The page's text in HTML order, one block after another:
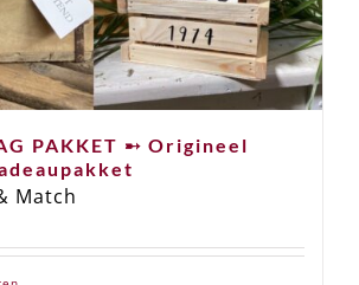
PAKKET ➸ Origineel
Match